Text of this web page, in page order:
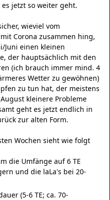
jetzt so weiter geht.
wieviel vom
Corona zusammen hing,
Juni einen kleinen
der hauptsächlich mit den
(ich brauch immer mind. 4
Wetter zu gewöhnen)
zu tun hat, der meistens
kleinere Probleme
geht es jetzt endlich in
zur alten Form.
Wochen sieht wie folgt
die Umfänge auf 6 TE
und die laLa's bei 20-
(5-6 TE; ca. 70-